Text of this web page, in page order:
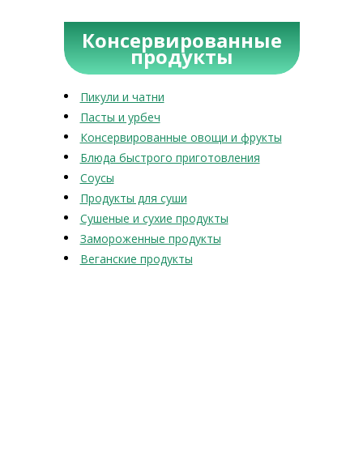
Консервированные
продукты
Пикули и чатни
Пасты и урбеч
Консервированные овощи и фрукты
Блюда быстрого приготовления
Соусы
Продукты для суши
Сушеные и сухие продукты
Замороженные продукты
Веганские продукты